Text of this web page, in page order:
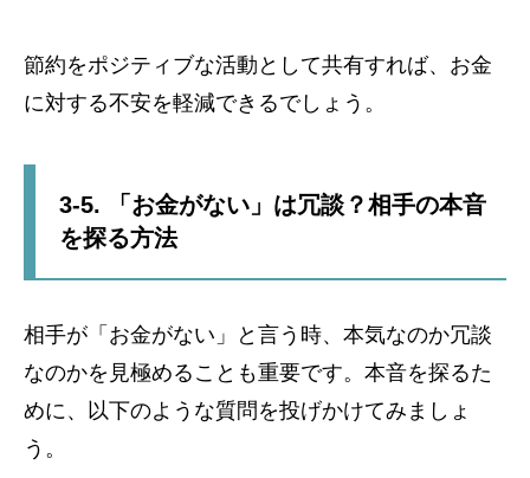
節約をポジティブな活動として共有すれば、お金
に対する不安を軽減できるでしょう。
3-5. 「お金がない」は冗談？相手の本音
を探る方法
相手が「お金がない」と言う時、本気なのか冗談
なのかを見極めることも重要です。本音を探るた
めに、以下のような質問を投げかけてみましょ
う。